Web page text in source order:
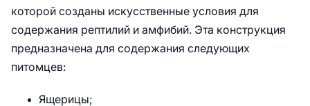
которой созданы искусственные условия для
содержания рептилий и амфибий. Эта конструкция
предназначена для содержания следующих
питомцев:
Ящерицы;